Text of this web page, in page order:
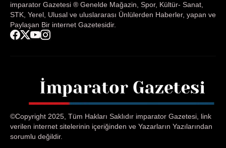
imparator Gazetesi ® Genelde Mağazin, Spor, Kültür- Sanat,
STK, Yerel, Ulusal ve uluslararası Ünlülerden Haberler, yapan ve
Paylaşan Bir internet Gazetesidir.
©Copyright 2025, Tüm Hakları Saklıdır imparator Gazetesi, link
verilen internet sitelerinin içeriğinden ve Yazarların Yazılarından
sorumlu değildir.